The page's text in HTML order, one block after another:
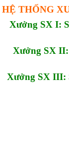
HỆ THỐNG
Xưởng SX I:
Xưởng SX
Xưởng SX III: